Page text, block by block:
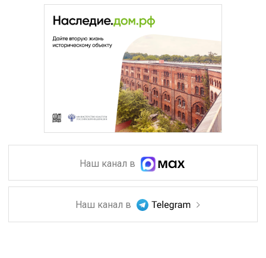
Наш канал в
Наш канал в